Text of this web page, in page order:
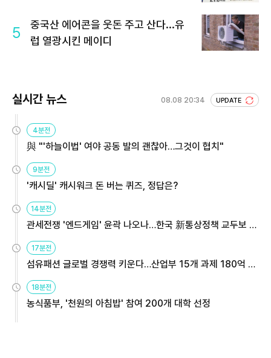
5
중국산 에어콘을 웃돈 주고 산다...유
럽 열광시킨 메이디
실시간 뉴스 08.08 20:34 UPDATE
4분전
與 "'하늘이법' 여야 공동 발의 괜찮아…그것이 협치"
9분전
'캐시딜' 캐시워크 돈 버는 퀴즈, 정답은?
14분전
관세전쟁 '엔드게임' 윤곽 나오나…한국 新통상정책 교두보 활
용해야
17분전
섬유패션 글로벌 경쟁력 키운다…산업부 15개 과제 180억 지
원
18분전
농식품부, '천원의 아침밥' 참여 200개 대학 선정